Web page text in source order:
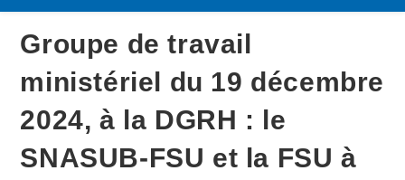
Groupe de travail
ministériel du 19 décembre
2024, à la DGRH : le
SNASUB-FSU et la FSU à